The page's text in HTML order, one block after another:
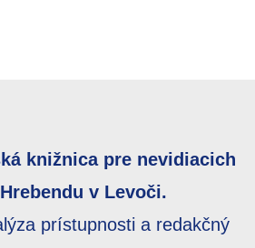
knižnica pre nevidiacich
v Levoči.
prístupnosti a redakčný